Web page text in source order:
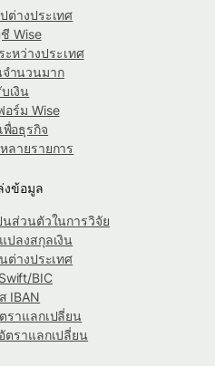
ต่างประเทศ
Wise
ะหว่างประเทศ
จำนวนมาก
เงิน
ร์ม Wise
พื่อธุรกิจ
ลายรายการ
งข้อมูล
ส่วนตัวในการวิจัย
ปลงสกุลเงิน
ต่างประเทศ
BIC
IBAN
ราแลกเปลี่ยน
ตราแลกเปลี่ยน